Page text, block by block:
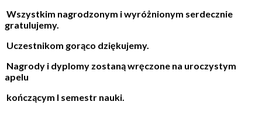
Wszystkim nagrodzonym i wyróżnionym serdecznie
gratulujemy.
Uczestnikom gorąco dziękujemy.
Nagrody i dyplomy zostaną wręczone na uroczystym
apelu
kończącym I semestr nauki.